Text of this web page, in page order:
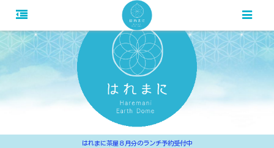
はれまに茶屋８月分のランチ予約受付中